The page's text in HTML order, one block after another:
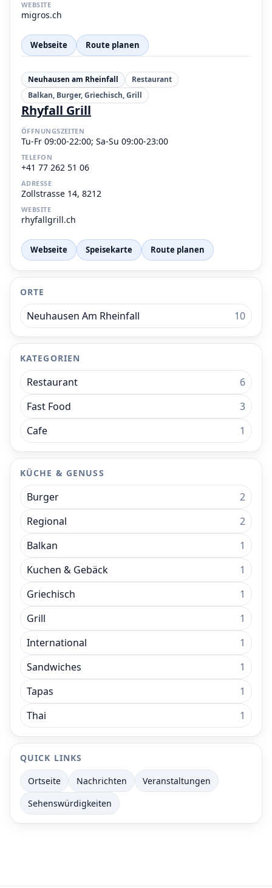
WEBSITE
migros.ch
Webseite Route planen
Neuhausen am Rheinfall
Restaurant
Balkan, Burger, Griechisch, Grill
Rhyfall Grill
ÖFFNUNGSZEITEN
Tu-Fr 09:00-22:00; Sa-Su 09:00-23:00
TELEFON
+41 77 262 51 06
ADRESSE
Zollstrasse 14, 8212
WEBSITE
rhyfallgrill.ch
Webseite Speisekarte Route planen
ORTE
Neuhausen Am Rheinfall 10
KATEGORIEN
Restaurant
6
Fast Food
3
Cafe
1
KÜCHE & GENUSS
Burger
2
Regional
2
Balkan
1
Kuchen & Gebäck
1
Griechisch
1
Grill
1
International
1
Sandwiches
1
Tapas
1
Thai
1
QUICK LINKS
Ortseite
Nachrichten
Veranstaltungen
Sehenswürdigkeiten